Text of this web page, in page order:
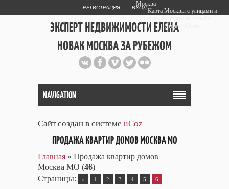
РЕГИСТРАЦИЯ ВХОД
ЭКСПЕРТ НЕДВИЖИМОСТИ ЕЛЕНА
НОВАК МОСКВА ЗА РУБЕЖОМ
Публичный сайт эксперта автора
web дизайнера+7 903 708 1884
NAVIGATION
Сайт создан в системе uCoz
ПРОДАЖА КВАРТИР ДОМОВ МОСКВА МО
Главная » Продажа квартир домов
Москва МО (46)
Страницы: « 1 2 3 4 5 6
Москва
Карта Москвы с улицами и
Яндекс.Карты